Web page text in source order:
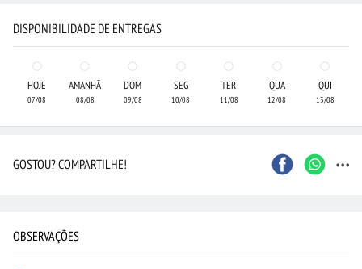
DISPONIBILIDADE DE ENTREGAS
HOJE
07/08
AMANHÃ
08/08
DOM
09/08
SEG
10/08
TER
11/08
QUA
12/08
QUI
13/08
GOSTOU? COMPARTILHE! ...
OBSERVAÇÕES